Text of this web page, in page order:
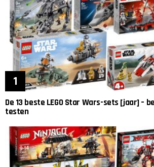
De 13 beste LEGO Star Wars-sets [jaar] –
testen